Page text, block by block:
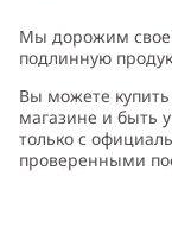
Мы дорожим
подлинную
Вы можете
магазине и быть
только с
проверенными